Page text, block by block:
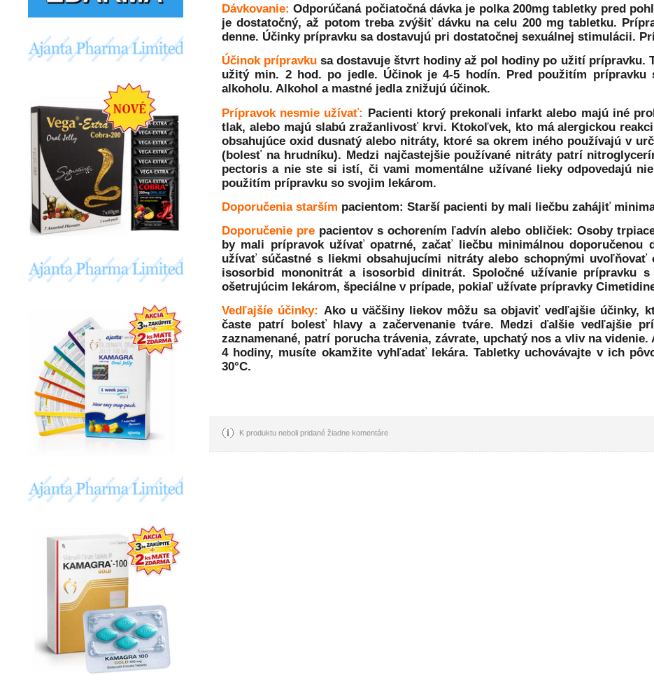
Dávkovanie:Odporúčaná počiatočná dávka je polka 200mg tabletky pred
je dostatočný, až potom treba zvýšiť dávku na celu 200 mg tabletku.
denne. Účinky prípravku sa dostavujú pri dostatočnej sexuálnej stimulácii.
Účinok prípravku sa dostavuje štvrt hodiny až pol hodiny po užití prípravku.
užitý min. 2 hod. po jedle. Účinok je 4-5 hodín. Pred použitím prípravku
alkoholu. Alkohol a mastné jedla znižujú účinok.
Prípravok nesmie užívať: Pacienti ktorý prekonali infarkt alebo majú iné
tlak, alebo majú slabú zražanlivosť krvi. Ktokoľvek, kto má alergickou
obsahujúce oxid dusnatý alebo nitráty, ktoré sa okrem iného používajú v
(bolesť na hrudníku). Medzi najčastejšie používané nitráty patrí
pectoris a nie ste si istí, či vami momentálne užívané lieky odpovedajú
použitím prípravku so svojim lekárom.
Doporučenia starším pacientom:Starší pacienti by mali liečbu zahájiť
Doporučenie pre pacientovs ochorením ľadvín alebo obličiek: Osoby
by mali prípravok užívať opatrné, začať liečbu minimálnou doporučenou
užívať súčastné s liekmi obsahujucími nitráty alebo schopnými
isosorbid mononitrát a isosorbid dinitrát. Spoločné užívanie prípravku
ošetrujúcim lekárom, špeciálne v prípade, pokiaľ užívate prípravky
Vedľajšíe účinky: Ako u väčšiny liekov môžu sa objaviť vedľajšie účinky,
časte patrí bolesť hlavy a začervenanie tváre. Medzi ďalšie vedľajšie
zaznamenané, patrí porucha trávenia, závrate, upchatý nos a vliv na
4 hodiny, musíte okamžite vyhľadať lekára. Tabletky uchovávajte v ich
30°C.
K produktu neboli pridané žiadne komentáre